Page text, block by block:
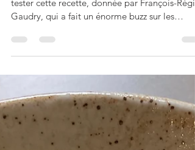
Cela faisait un moment que j'avais envie de
tester cette recette, donnée par François-Régis
succulente car, même s’il y a plus d’abricots
de pâte dans cette recette, on ne sent pas en
excès l’acidité des fruits. J’ai diminué un peu la
quantité de sucre donnée dans la recette
initiale. Petite anecdote: j’ai fait ramollir le
beurre au soleil et, avec cette canicule, cela n’a